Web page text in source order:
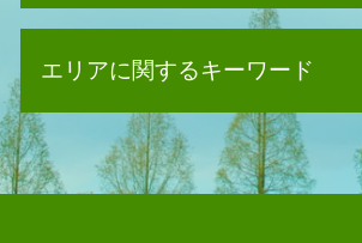
消滅時効 中断
自己破産 デメリット 仕事
自己破産 車
債務整理 強い事務所
任意整理 費用 払えない
消滅時効 援用
相続 期限
相続 登記 自分で
相続 寄与分
相続 債務
エリアに関するキーワード
債務整理 司法書士田尻町
相続 司法書士泉佐野市